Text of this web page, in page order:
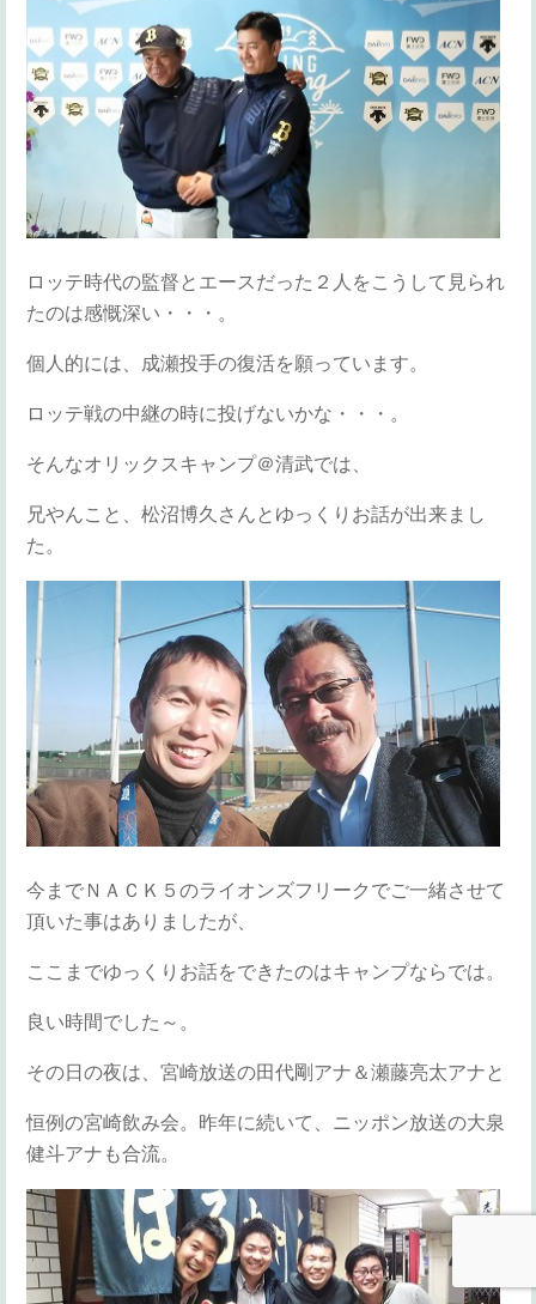
ロッテ時代の監督とエースだった２人をこうして見られ
たのは感慨深い・・・。
個人的には、成瀬投手の復活を願っています。
ロッテ戦の中継の時に投げないかな・・・。
そんなオリックスキャンプ＠清武では、
兄やんこと、松沼博久さんとゆっくりお話が出来まし
た。
今までＮＡＣＫ５のライオンズフリークでご一緒させて
頂いた事はありましたが、
ここまでゆっくりお話をできたのはキャンプならでは。
良い時間でした～。
その日の夜は、宮崎放送の田代剛アナ＆瀬藤亮太アナと
恒例の宮崎飲み会。昨年に続いて、ニッポン放送の大泉
健斗アナも合流。